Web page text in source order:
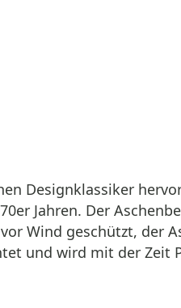
Designklassiker
Jahren. Der
Wind geschützt, der
und wird mit der Zeit